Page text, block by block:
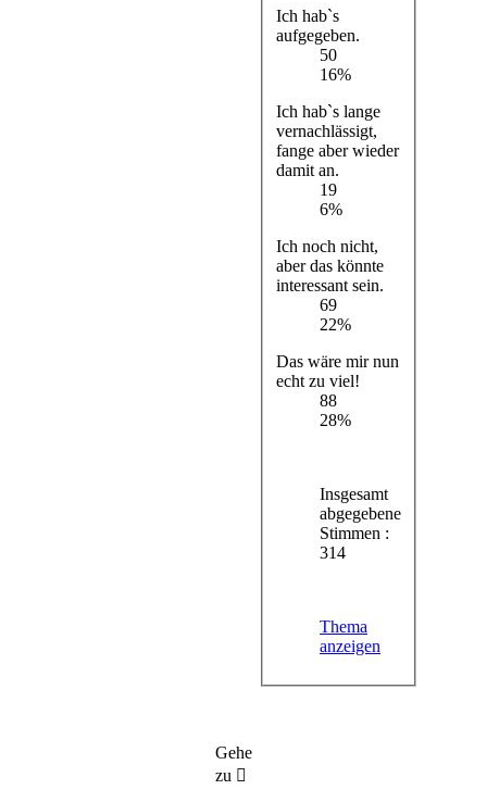
Ich hab`s
aufgegeben.
50
16%
Ich hab`s lange
vernachlässigt,
fange aber wieder
damit an.
19
6%
Ich noch nicht,
aber das könnte
interessant sein.
69
22%
Das wäre mir nun
echt zu viel!
88
28%
Insgesamt
abgegebene
Stimmen :
314
Thema
anzeigen
Gehe
zu